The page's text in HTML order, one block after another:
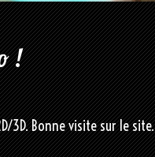
!
3D. Bonne visite sur le site.